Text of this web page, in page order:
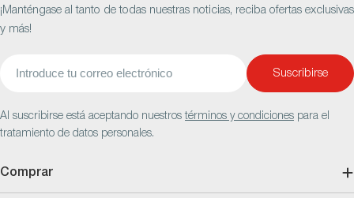
¡Manténgase al tanto de todas nuestras noticias, reciba ofertas exclusivas
y más!
Suscribirse
Al suscribirse está aceptando nuestrostérminos y condiciones para el
tratamiento de datos personales.
Comprar